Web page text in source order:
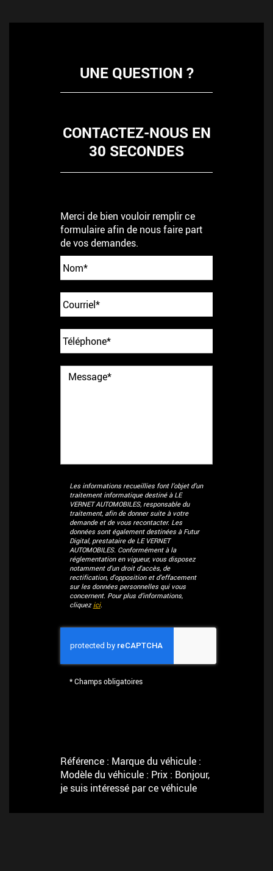
UNE QUESTION ?
CONTACTEZ-NOUS EN
30 SECONDES
Merci de bien vouloir remplir ce
formulaire afin de nous faire part
de vos demandes.
Les informations recueillies font l’objet d’un
traitement informatique destiné àLE
VERNET AUTOMOBILES, responsable du
traitement, afin de donner suite à votre
demande et de vous recontacter. Les
données sont également destinées à Futur
Digital, prestataire de LE VERNET
AUTOMOBILES. Conformément à la
réglementation en vigueur, vous disposez
notamment d'un droit d'accès, de
rectification, d'opposition et d'effacement
sur les données personnelles qui vous
concernent. Pour plus d’informations,
cliquez ici.
*Champs obligatoires
Référence : Marque du véhicule :
Modèle du véhicule : Prix : Bonjour,
je suis intéressé par ce véhicule